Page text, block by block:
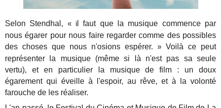
Selon Stendhal, « i l faut que la musique commence par
nous égarer pour nous faire regarder comme des possibles
des choses que nous n'osions espérer. » Voilà ce peut
représenter la musique (même si là n'est pas sa seule
vertu), et en particulier la musique de film : un doux
égarement qui éveille à l'espoir, au rêve, et à la volonté
farouche de les réaliser.